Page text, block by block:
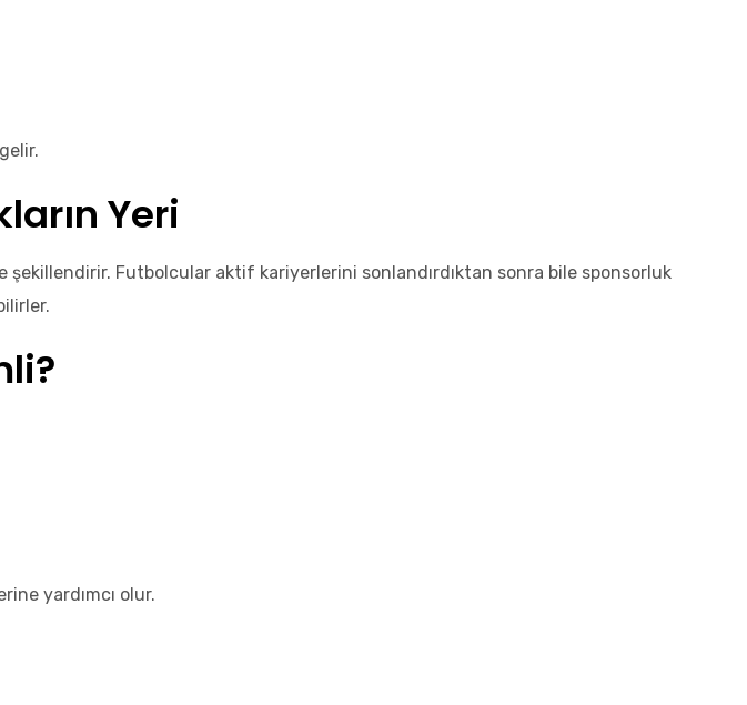
Yeri
Futbolcular aktif kariyerlerini sonlandırdıktan sonra bile sponsorluk
yardımcı olur.